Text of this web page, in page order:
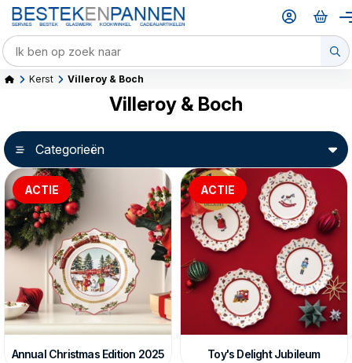
Kerst Villeroy & Boch
Villeroy & Boch
Categorieën
ACTIE
Annual Christmas Edition 2025
ACTIE
Toy's Delight Jubileum